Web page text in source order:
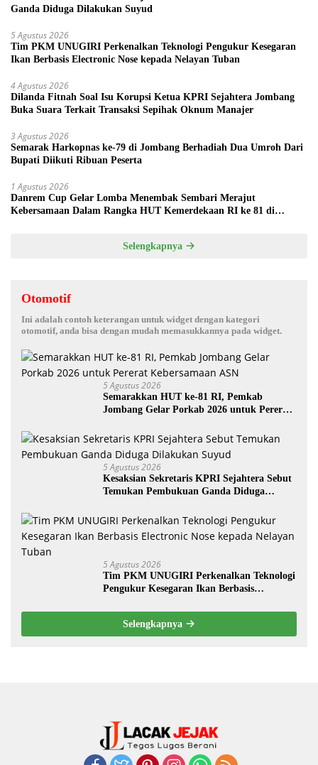
Ganda Diduga Dilakukan Suyud
5 Agustus 2026
Tim PKM UNUGIRI Perkenalkan Teknologi Pengukur Kesegaran
Ikan Berbasis Electronic Nose kepada Nelayan Tuban
4 Agustus 2026
Dilanda Fitnah Soal Isu Korupsi Ketua KPRI Sejahtera Jombang
Buka Suara Terkait Transaksi Sepihak Oknum Manajer
3 Agustus 2026
Semarak Harkopnas ke-79 di Jombang Berhadiah Dua Umroh Dari
Bupati Diikuti Ribuan Peserta
1 Agustus 2026
Danrem Cup Gelar Lomba Menembak Sembari Merajut
Kebersamaan Dalam Rangka HUT Kemerdekaan RI ke 81 di
Selengkapnya
Otomotif
Ini adalah contoh keterangan untuk widget dengan kategori
otomotif, anda bisa dengan mudah memasukkannya pada widget.
5 Agustus 2026
Semarakkan HUT ke-81 RI, Pemkab
Jombang Gelar Porkab 2026 untuk Pererat
5 Agustus 2026
Kesaksian Sekretaris KPRI Sejahtera Sebut
Temukan Pembukuan Ganda Diduga
5 Agustus 2026
Tim PKM UNUGIRI Perkenalkan Teknologi
Pengukur Kesegaran Ikan Berbasis
Selengkapnya